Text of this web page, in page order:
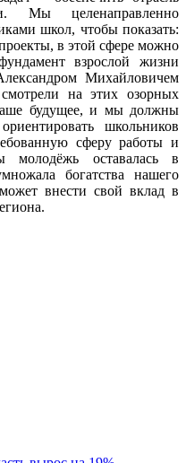
Мы целенаправленно
школ, чтобы показать:
в этой сфере можно
взрослой жизни
Михайловичем
на этих озорных
будущее, и мы должны
школьников
сферу работы и
молодёжь оставалась в
богатства нашего
внести свой вклад в